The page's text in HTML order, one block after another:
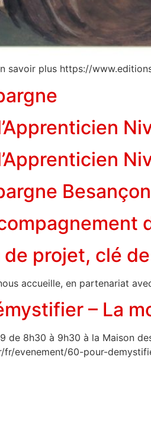
savoir plus https://
Besançon
de projet, clé
accueille, en partenariat
– La
de 8h30 à 9h30 à la Maison
fr/evenement/60-pour-